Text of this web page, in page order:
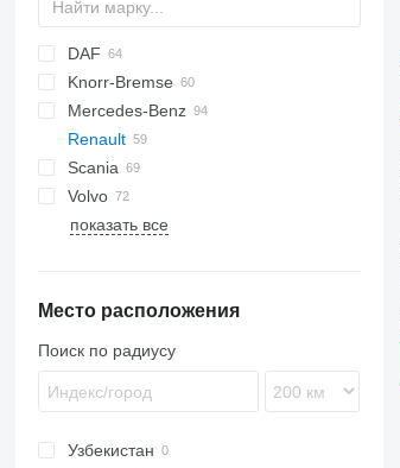
DAF
CF
LF
XF
XG
Cargo
F-MAX
Daily
EuroCargo
S-Way
Stralis
Trakker
Knorr-Bremse
TGL
TGM
TGS
TGX
Mercedes-Benz
Actros
Antos
Arocs
Atego
LK
Renault
Kerax
Magnum
Major
Scania
R-series
Volvo
FH
FMX
VNL
показать все
Место расположения
Поиск по радиусу
Узбекистан